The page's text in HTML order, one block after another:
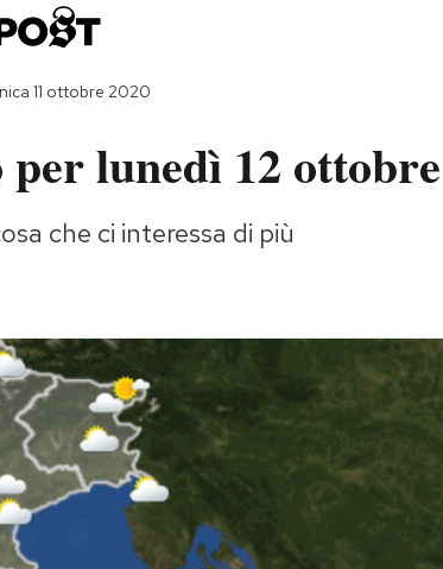
11 ottobre 2020
lunedì 12 ottobre
che ci interessa di più